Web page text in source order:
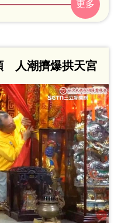
」，對此，慈善
何義賣活動，
或轉傳不明訊
人潮擠爆拱天宮